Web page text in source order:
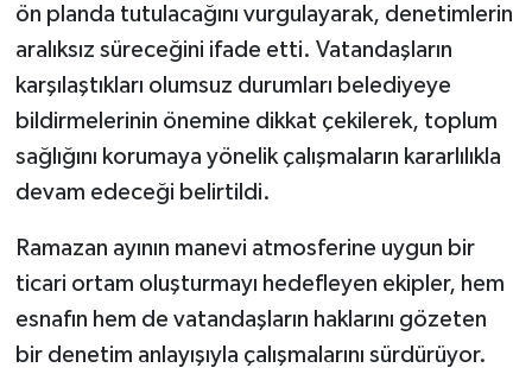
ön planda tutulacağını vurgulayarak, denetimlerin
aralıksız süreceğini ifade etti. Vatandaşların
karşılaştıkları olumsuz durumları belediyeye
bildirmelerinin önemine dikkat çekilerek, toplum
sağlığını korumaya yönelik çalışmaların kararlılıkla
devam edeceği belirtildi.
Ramazan ayının manevi atmosferine uygun bir
ticari ortam oluşturmayı hedefleyen ekipler, hem
esnafın hem de vatandaşların haklarını gözeten
bir denetim anlayışıyla çalışmalarını sürdürüyor.